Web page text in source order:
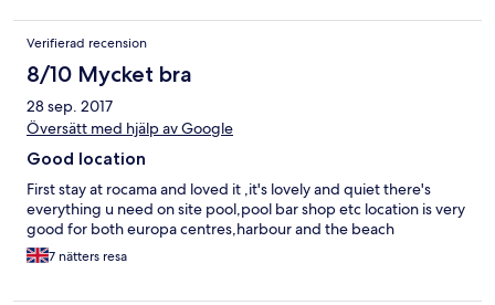
muy agradable y comoda.
Verifierad recension
8/10 Mycket bra
28 sep. 2017
Översätt med hjälp av Google
Good location
First stay at rocama and loved it ,it's lovely and quiet there's
everything u need on site pool,pool bar shop etc location is very
good for both europa centres,harbour and the beach
7 nätters resa